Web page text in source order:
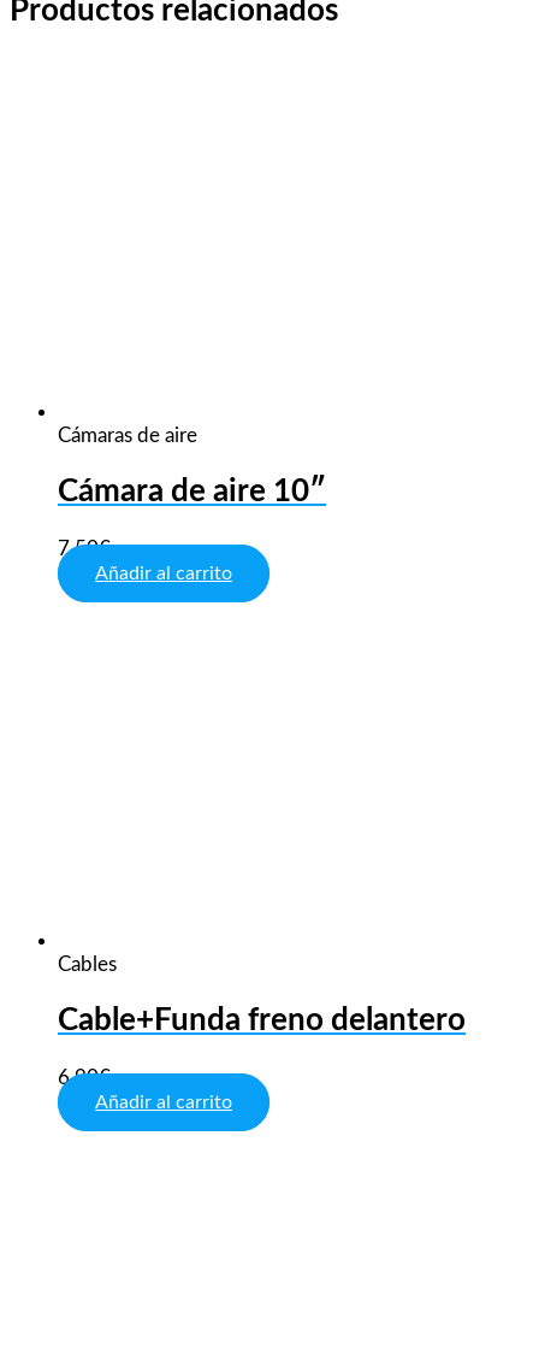
Productos relacionados
Cámaras de aire
Cámara de aire 10″
7,50€
Añadir al carrito
Cables
Cable+Funda freno delantero
6,90€
Añadir al carrito